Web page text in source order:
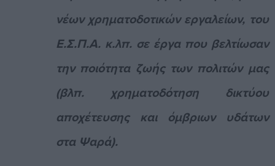
νέων χρηματοδοτικών εργαλείων, του
Ε.Σ.Π.Α. κ.λπ. σε έργα που βελτίωσαν
την ποιότητα ζωής των πολιτών μας
(βλπ. χρηματοδότηση δικτύου
αποχέτευσης και όμβριων υδάτων
στα Ψαρά).